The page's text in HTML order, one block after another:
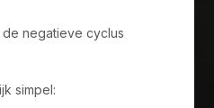
negatieve cyclus
simpel: